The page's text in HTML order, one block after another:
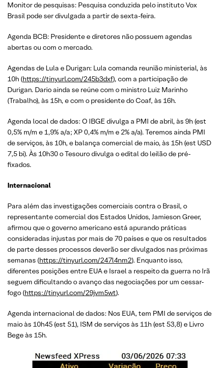
Monitor de pesquisas: Pesquisa conduzida pelo instituto Vox
Brasil pode ser divulgada a partir de sexta-feira.
Agenda BCB: Presidente e diretores não possuem agendas
abertas ou com o mercado.
Agendas de Lula e Durigan: Lula comanda reunião ministerial, às
10h (https://tinyurl.com/245b3dxf), com a participação de
Durigan. Dario ainda se reúne com o ministro Luiz Marinho
(Trabalho), às 15h, e com o presidente do Coaf, às 16h.
Agenda local de dados: O IBGE divulga a PMI de abril, às 9h (est
0,5% m/m e 1,9% a/a; XP 0,4% m/m e 2% a/a). Teremos ainda PMI
de serviços, às 10h, e balança comercial de maio, às 15h (est USD
7,5 bi). Às 10h30 o Tesouro divulga o edital do leilão de pré-
fixados.
Internacional
Para além das investigações comerciais contra o Brasil, o
representante comercial dos Estados Unidos, Jamieson Greer,
afirmou que o governo americano está apurando práticas
consideradas injustas por mais de 70 países e que os resultados
de parte desses processos deverão ser divulgados nas próximas
semanas (https://tinyurl.com/247l4nm2). Enquanto isso,
diferentes posições entre EUA e Israel a respeito da guerra no Irã
seguem dificultando o avanço das negociações por um cessar-
fogo (https://tinyurl.com/29jvm5wt).
Agenda internacional de dados: Nos EUA, tem PMI de serviços de
maio às 10h45 (est 51), ISM de serviços às 11h (est 53,8) e Livro
Bege às 15h.